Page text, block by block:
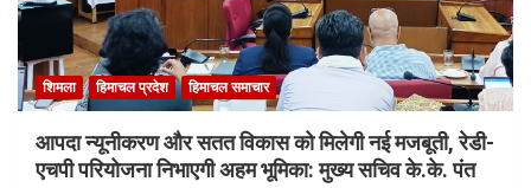
शिमला हिमाचल प्रदेश हिमाचल समाचार
आपदा न्यूनीकरण और सतत विकास को मिलेगी नई मजबूती, रेडी-
एचपी परियोजना निभाएगी अहम भूमिका: मुख्य सचिव के.के. पंत